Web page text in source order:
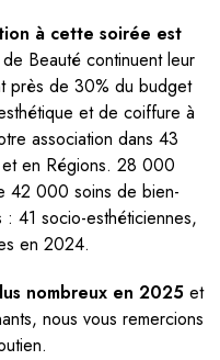
à cette soirée est
Beauté continuent leur
près de 30% du budget
et de coiffure à
association dans 43
et en Régions. 28 000
42 000 soins de bien-
41 socio-esthéticiennes,
en 2024.
nombreux en 2025 et
nous vous remercions